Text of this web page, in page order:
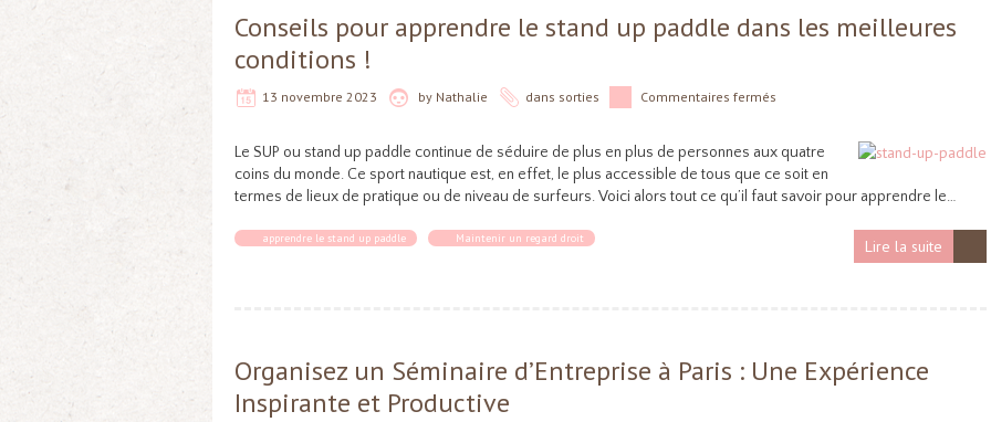
Conseils pour apprendre le stand up paddle dans les meilleures
conditions !
13 novembre 2023 by Nathalie dans sorties Commentaires fermés
Le SUP ou stand up paddle continue de séduire de plus en plus de personnes aux quatre
coins du monde. Ce sport nautique est, en effet, le plus accessible de tous que ce soit en
termes de lieux de pratique ou de niveau de surfeurs. Voici alors tout ce qu’il faut savoir pour apprendre le…
Lire la suite
apprendre le stand up paddle Maintenir un regard droit
Organisez un Séminaire d’Entreprise à Paris : Une Expérience
Inspirante et Productive